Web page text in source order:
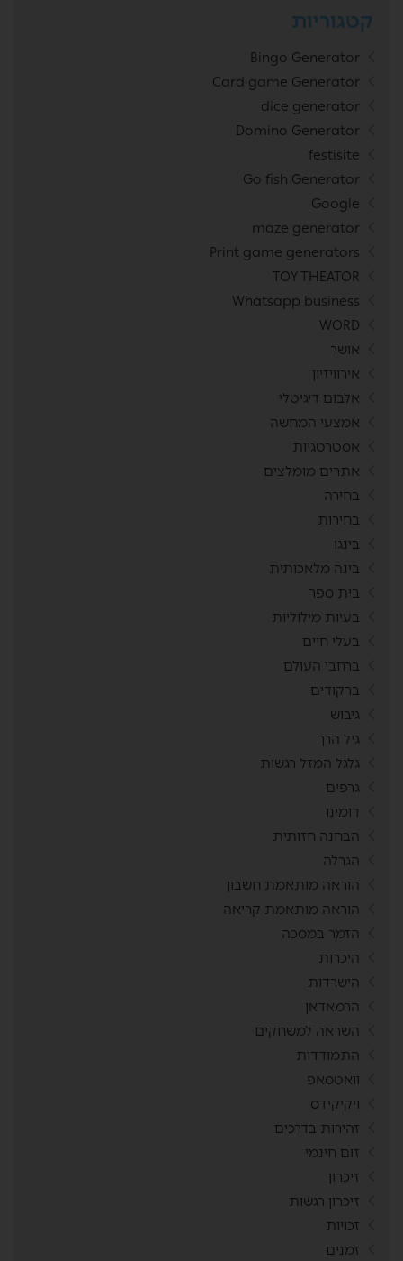
קטגוריות
Bingo Generator
Card game Generator
dice generator
Domino Generator
festisite
Go fish Generator
Google
maze generator
Print game generators
TOY THEATOR
Whatsapp business
WORD
אושר
אירוויזיון
אלבום דיגיטלי
אמצעי המחשה
אסטרטגיות
אתרים מומלצים
בחירה
בחירות
בינגו
בינה מלאכותית
בית ספר
בעיות מילוליות
בעלי חיים
ברחבי העולם
ברקודים
גיבוש
גיל הרך
גלגל המזל רגשות
גרפים
דומינו
הבחנה חזותית
הגרלה
הוראה מותאמת חשבון
הוראה מותאמת קריאה
הזמר במסכה
היכרות
הישרדות
הרמאדאן
השראה למשחקים
התמודדות
וואטסאפ
ויקיקידס
זהירות בדרכים
זום חינמי
זיכרון
זיכרון רגשות
זכויות
זמנים